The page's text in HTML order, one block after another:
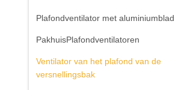
Plafondventilator met aluminiumblad
PakhuisPlafondventilatoren
Ventilator van het plafond van de
versnellingsbak